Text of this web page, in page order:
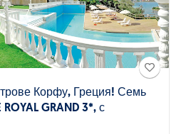
Корфу, Греция! Семь
GRAND 3*, с